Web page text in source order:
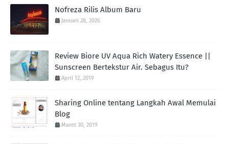
Nofreza Rilis Album Baru
Januari 28, 2026
Review Biore UV Aqua Rich Watery Essence ||
Sunscreen Bertekstur Air. Sebagus Itu?
April 12, 2019
Sharing Online tentang Langkah Awal Memulai
Blog
Maret 30, 2019